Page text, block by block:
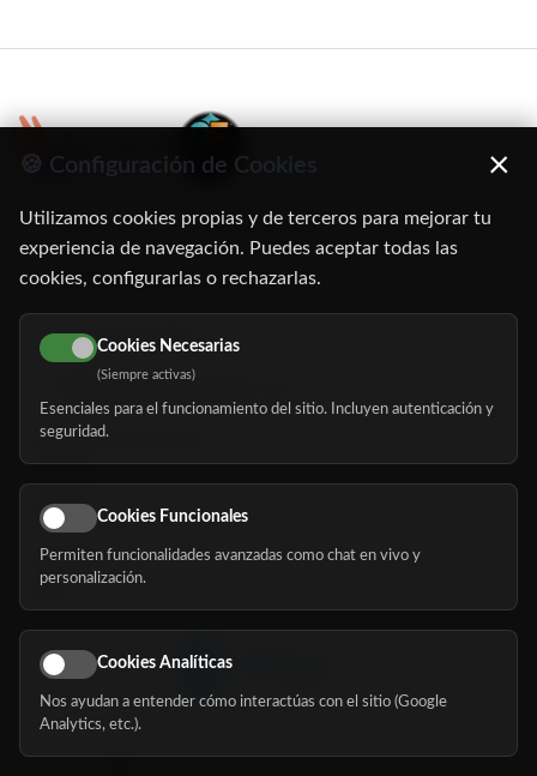
C/ Oruro, 11. 28016 Madrid
91 345 06 26
616 113 103
hola@mundomayor.com
Buscador de residencias
Eventos
Nosotros
Síguenos
🍪 Configuración de Cookies ×
Utilizamos cookies propias y de terceros para mejorar tu
experiencia de navegación. Puedes aceptar todas las
cookies, configurarlas o rechazarlas.
Cookies Necesarias
(Siempre activas)
Esenciales para el funcionamiento del sitio. Incluyen autenticación y
seguridad.
Cookies Funcionales
Permiten funcionalidades avanzadas como chat en vivo y
personalización.
Cookies Analíticas
Nos ayudan a entender cómo interactúas con el sitio (Google
Analytics, etc.).